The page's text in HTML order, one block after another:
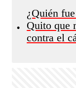
•
¿Quién
Quito que
contra el